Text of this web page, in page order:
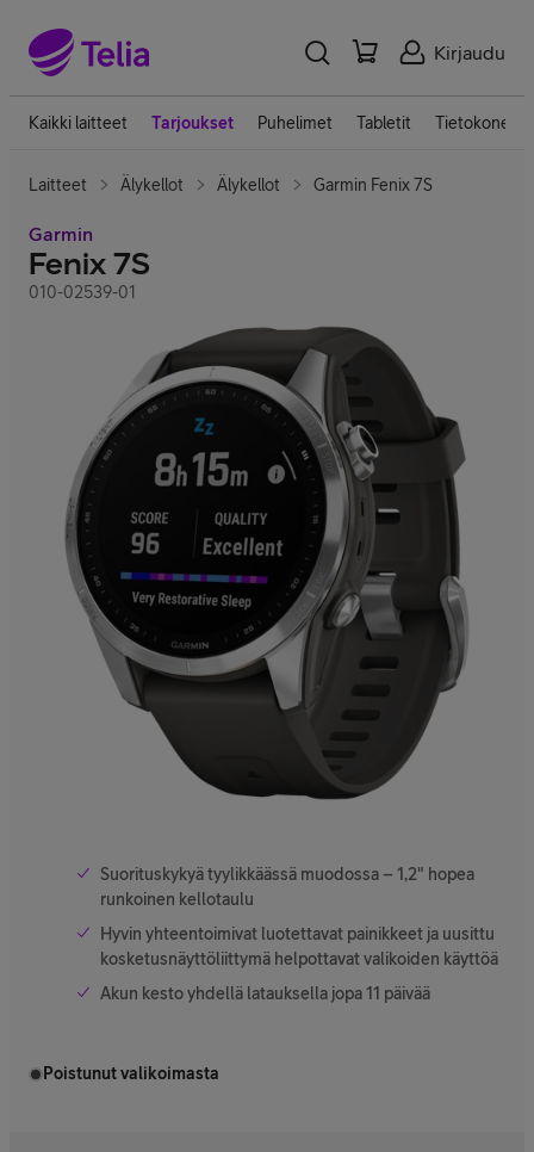
Kirjaudu
Kaikki laitteet Tarjoukset Puhelimet Tabletit Tietokoneet
Laitteet Älykellot Älykellot Garmin Fenix 7S
Garmin
Fenix 7S
010-02539-01
Suorituskykyä tyylikkäässä muodossa – 1,2" hopea
runkoinen kellotaulu
Hyvin yhteentoimivat luotettavat painikkeet ja uusittu
kosketusnäyttöliittymä helpottavat valikoiden käyttöä
Akun kesto yhdellä latauksella jopa 11 päivää
Poistunut valikoimasta